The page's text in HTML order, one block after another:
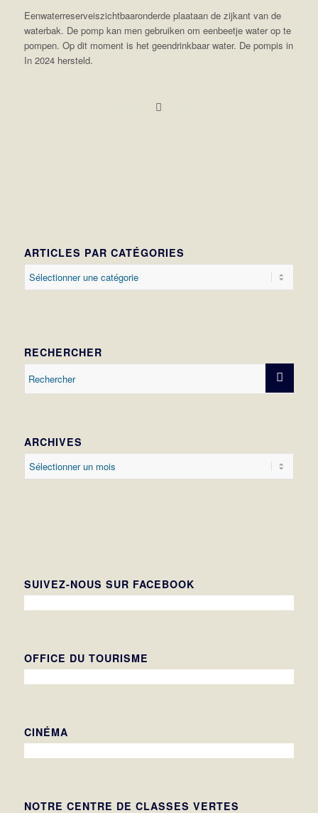
Eenwaterreserveiszichtbaaronderde plaataan de zijkant van de
waterbak. De pomp kan men gebruiken om eenbeetje water op te
pompen. Op dit moment is het geendrinkbaar water. De pompis in
In 2024 hersteld.
ARTICLES PAR CATÉGORIES
RECHERCHER
ARCHIVES
SUIVEZ-NOUS SUR FACEBOOK
OFFICE DU TOURISME
CINÉMA
NOTRE CENTRE DE CLASSES VERTES